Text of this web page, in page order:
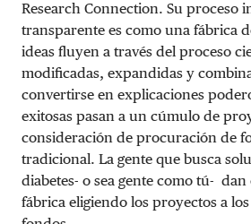
Research Connection. Su proceso
transparente es como una fábrica
ideas fluyen a través del proceso
modificadas, expandidas y
convertirse en explicaciones
exitosas pasan a un cúmulo de
consideración de procuración de
tradicional. La gente que busca
diabetes- o sea gente como tú- dan
fábrica eligiendo los proyectos a